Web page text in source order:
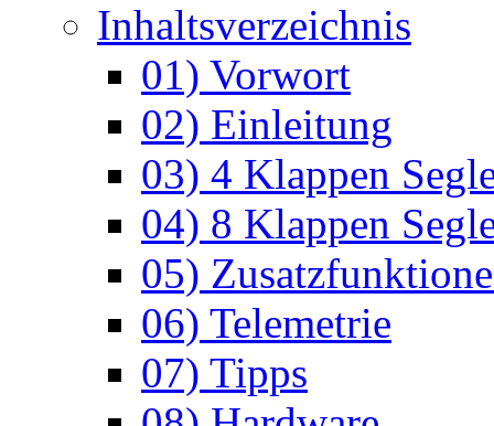
Inhaltsverzeichnis
01) Vorwort
02) Einleitung
03) 4 Klappen
04) 8 Klappen
05)
06) Telemetrie
07) Tipps